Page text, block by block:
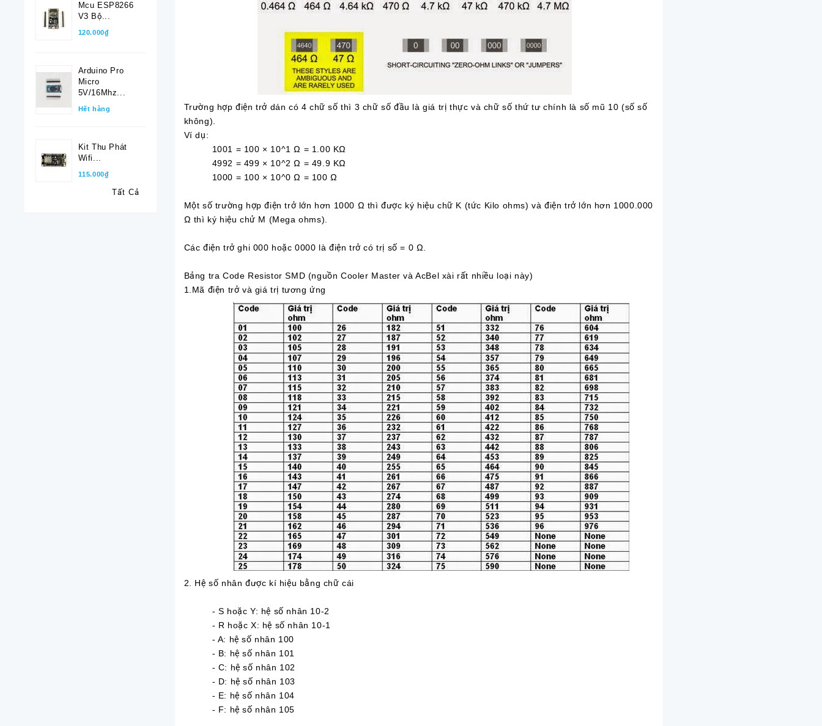
Mcu ESP8266
V3 Bộ...
120.000₫
Arduino Pro
Micro
5V/16Mhz...
Hết hàng
Kit Thu Phát
Wifi...
115.000₫
Tất Cả
Trường hợp điện trở dán có 4 chữ số thì 3 chữ số đầu là giá trị thực và chữ số thứ tư chính là số mũ 10 (số số
không).
Ví dụ:
1001 = 100 × 10^1 Ω = 1.00 KΩ
4992 = 499 × 10^2 Ω = 49.9 KΩ
1000 = 100 × 10^0 Ω = 100 Ω
Một số trường hợp điện trở lớn hơn 1000 Ω thì được ký hiệu chữ K (tức Kilo ohms) và điện trở lớn hơn 1000.000
Ω thì ký hiệu chử M (Mega ohms).
Các điện trở ghi 000 hoặc 0000 là điện trở có trị số = 0 Ω.
Bảng tra Code Resistor SMD (nguồn Cooler Master và AcBel xài rất nhiều loại này)
1.Mã điện trở và giá trị tương ứng
2. Hệ số nhân được kí hiệu bằng chữ cái
- S hoặc Y: hệ số nhân 10-2
- R hoặc X: hệ số nhân 10-1
- A: hệ số nhân 100
- B: hệ số nhân 101
- C: hệ số nhân 102
- D: hệ số nhân 103
- E: hệ số nhân 104
- F: hệ số nhân 105